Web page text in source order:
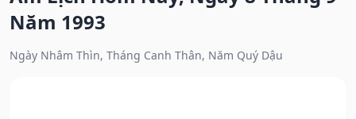
Năm 1993
Ngày Nhâm Thìn, Tháng Canh Thân, Năm Quý Dậu